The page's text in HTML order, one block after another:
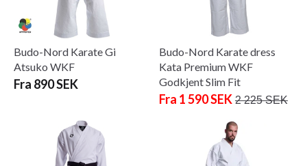
Budo-Nord Karate Gi
Atsuko WKF
Fra 890 SEK
Budo-Nord Karate dress
Kata Premium WKF
Godkjent Slim Fit
Fra 1 590 SEK 2 225 SEK